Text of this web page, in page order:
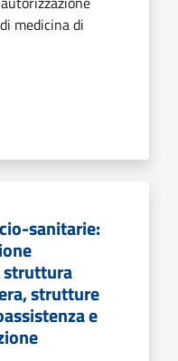
medicina di
sanitarie:
struttura
strutture
e